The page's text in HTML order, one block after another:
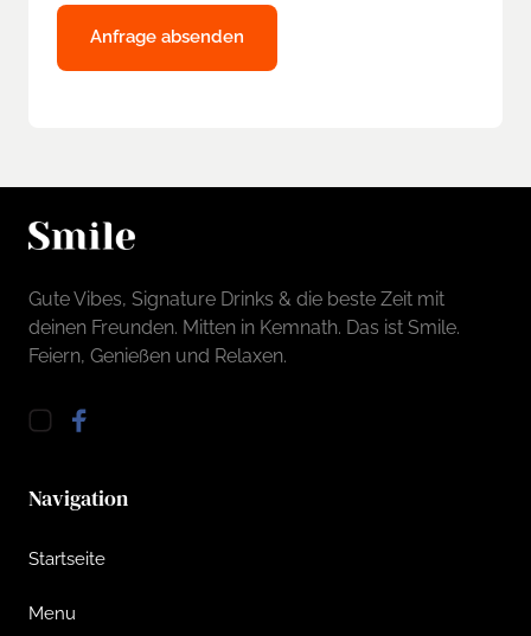
Anfrage absenden
Gute Vibes, Signature Drinks & die beste Zeit mit
deinen Freunden. Mitten in Kemnath. Das ist Smile.
Feiern, Genießen und Relaxen.
Navigation
Startseite
Menu